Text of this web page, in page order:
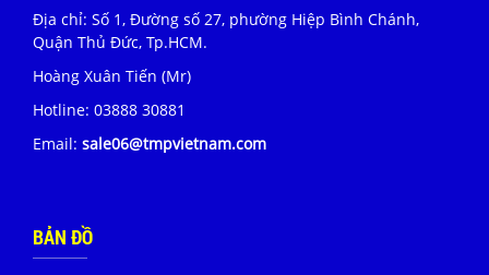
Địa chỉ: Số 1, Đường số 27, phường Hiệp Bình Chánh,
Quận Thủ Đức, Tp.HCM.
Hoàng Xuân Tiến (Mr)
Hotline: 03888 30881
Email: sale06@tmpvietnam.com
BẢN ĐỒ